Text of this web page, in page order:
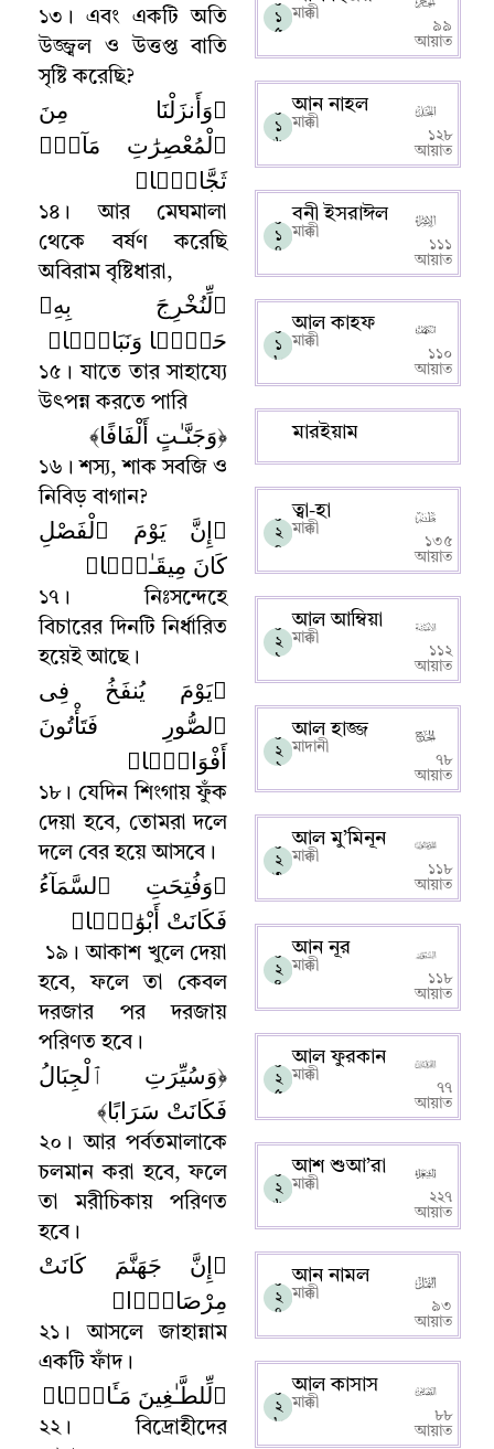
১৩ ।
এবং একটি অতি
উজ্জ্বল ও উত্তপ্ত বাতি
সৃষ্টি করেছি?
﴿وَأَنزَلْنَا مِنَ
ٱلْمُعْصِرَٰتِ مَآءًۭ
ثَجَّاجًۭا﴾
১৪ ।
আর মেঘমালা
থেকে বর্ষণ করেছি
অবিরাম বৃষ্টিধারা,
﴿لِّنُخْرِجَ بِهِۦ
حَبًّۭا وَنَبَاتًۭا﴾
১৫ । যাতে তার সাহায্যে
উৎপন্ন করতে পারি
﴿وَجَنَّـٰتٍ أَلْفَافًا﴾
১৬ । শস্য,শাক সবজি ও
নিবিড় বাগান?
﴿إِنَّ يَوْمَ ٱلْفَصْلِ
كَانَ مِيقَـٰتًۭا﴾
১৭ ।
নিঃসন্দেহে
বিচারের দিনটি নির্ধারিত
হয়েই আছে।
﴿يَوْمَ يُنفَخُ فِى
ٱلصُّورِ فَتَأْتُونَ
أَفْوَاجًۭا﴾
১৮। যেদিন শিংগায় ফুঁক
দেয়া হবে, তোমরা দলে
দলে বের হয়ে আসবে ।
﴿وَفُتِحَتِ ٱلسَّمَآءُ
فَكَانَتْ أَبْوَٰبًۭا﴾
১৯ । আকাশ খুলে দেয়া
হবে,ফলে তা কেবল
দরজার পর দরজায়
পরিণত হবে ।
﴿وَسُيِّرَتِ ٱلْجِبَالُ
فَكَانَتْ سَرَابًا﴾
২০ ।
আর পর্বতমালাকে
চলমান করা হবে,ফলে
তা মরীচিকায় পরিণত
হবে ।
﴿إِنَّ جَهَنَّمَ كَانَتْ
مِرْصَادًۭا﴾
২১ ।
আসলে জাহান্নাম
একটি ফাঁদ।
﴿لِّلطَّـٰغِينَ مَـَٔابًۭا﴾
২২।
বিদ্রোহীদের
১
৫
মাক্কী
৯৯
আয়াত
০
১
৬
আন নাহল
মাক্কী
১২৮
আয়াত
০
১
৭
বনী ইসরাঈল
মাক্কী
১১১
আয়াত
০
১
৮
আল কাহফ
মাক্কী
১১০
আয়াত
মারইয়াম
০
২
০
ত্বা-হা
মাক্কী
১৩৫
আয়াত
০
২
১
আল আম্বিয়া
মাক্কী
১১২
আয়াত
০
২
২
আল হাজ্জ
মাদানী
৭৮
আয়াত
০
২
৩
আল মু’মিনূন
মাক্কী
১১৮
আয়াত
০
২
৪
আন নূর
মাক্কী
১১৮
আয়াত
০
২
৫
আল ফুরকান
মাক্কী
৭৭
আয়াত
০
২
৬
আশ শুআ’রা
মাক্কী
২২৭
আয়াত
০
২
৭
আন নামল
মাক্কী
৯৩
আয়াত
০
২
৮
আল কাসাস
মাক্কী
৮৮
আয়াত